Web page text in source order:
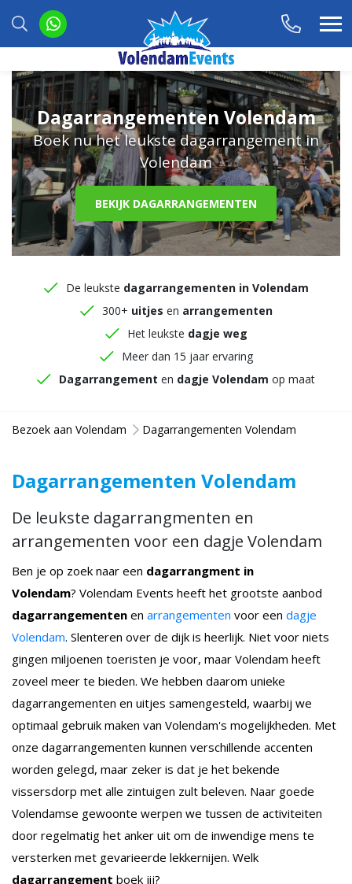
Dagarrangementen Volendam
Boek nu het leukste dagarrangement in
Volendam
BEKIJK DAGARRANGEMENTEN
De leukste dagarrangementen in Volendam
300+ uitjes en arrangementen
Het leukste dagje weg
Meer dan 15 jaar ervaring
Dagarrangement en dagje Volendam op maat
Bezoek aan Volendam Dagarrangementen Volendam
Dagarrangementen Volendam
De leukste dagarrangmenten en
arrangementen voor een dagje Volendam
Ben je op zoek naar een dagarrangment in
Volendam? Volendam Events heeft het grootste aanbod
dagarrangementen en arrangementen voor een dagje
Volendam. Slenteren over de dijk is heerlijk. Niet voor niets
gingen miljoenen toeristen je voor, maar Volendam heeft
zoveel meer te bieden. We hebben daarom unieke
dagarrangementen en uitjes samengesteld, waarbij we
optimaal gebruik maken van Volendam's mogelijkheden. Met
onze dagarrangementen kunnen verschillende accenten
worden gelegd, maar zeker is dat je het bekende
vissersdorp met alle zintuigen zult beleven. Naar goede
Volendamse gewoonte werpen we tussen de activiteiten
door regelmatig het anker uit om de inwendige mens te
versterken met gevarieerde lekkernijen. Welk
dagarrangement boek jij?